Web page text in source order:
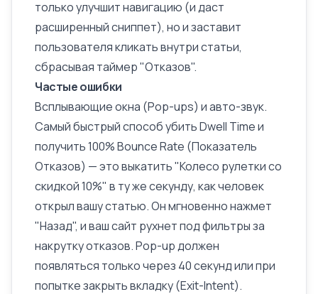
только улучшит навигацию (и даст
расширенныйсниппет), но и заставит
пользователя кликать внутри статьи,
сбрасывая таймер "Отказов".
Частые ошибки
Всплывающие окна (Pop-ups) и авто-звук.
Самый быстрый способ убить Dwell Time и
получить 100% Bounce Rate (Показатель
Отказов) — это выкатить "Колесо рулетки со
скидкой 10%" в ту же секунду, как человек
открыл вашу статью. Он мгновенно нажмет
"Назад", и ваш сайт рухнет подфильтрыза
накрутку отказов. Pop-up должен
появляться только через 40 секунд или при
попытке закрыть вкладку (Exit-Intent).